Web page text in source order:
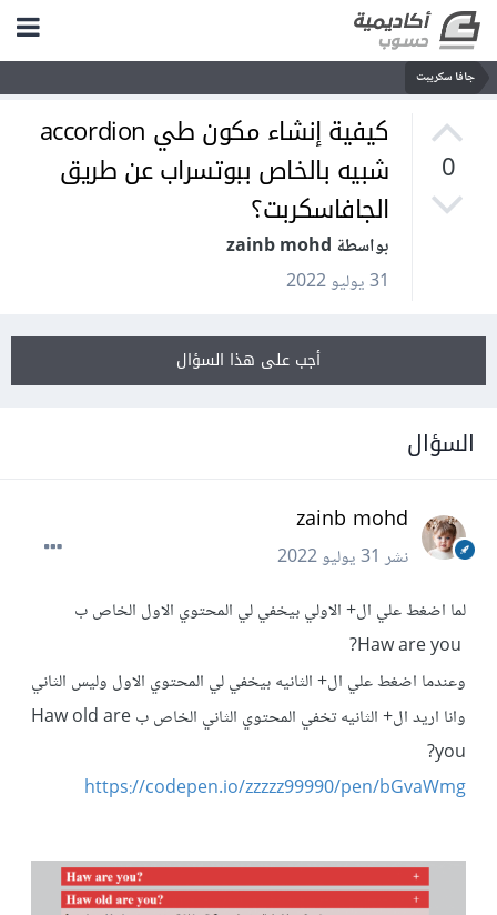
جافا سكريبت
0
كيفية إنشاء مكون طي accordion
شبيه بالخاص ببوتسراب عن طريق
الجافاسكربت؟
بواسطة zainb mohd
31 يوليو 2022
أجب على هذا السؤال
السؤال
zainb mohd
نشر31 يوليو 2022
لما اضغط علي ال+ الاولي بيخفي لي المحتوي الاول الخاص ب
وعندما اضغط علي ال+ الثانيه بيخفي لي المحتوي الاول وليس الثاني
وانا اريد ال+ الثانيه تخفي المحتوي الثاني الخاص ب Haw old are
you?
https://codepen.io/zzzzz99990/pen/bGvaWmg